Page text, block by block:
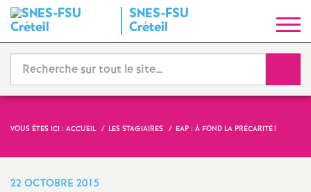
SNES-FSU
Créteil
y
n
d
i
VOUS ÊTES ICI : ACCUEIL LES STAGIAIRES EAP : À FOND LA PRÉCARITÉ!
22 OCTOBRE 2015